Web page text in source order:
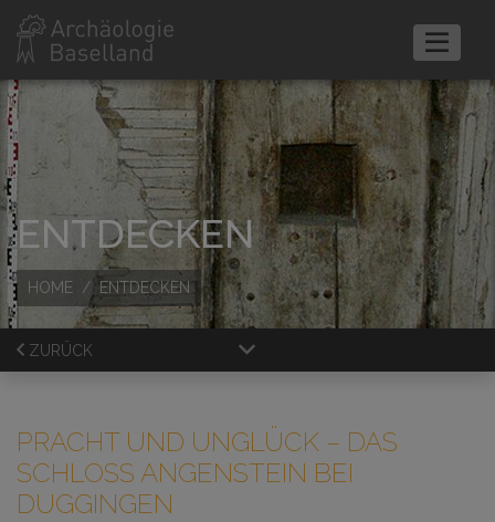
ENTDECKEN
HOME ENTDECKEN
ZURÜCK
PRACHT UND UNGLÜCK – DAS
SCHLOSS ANGENSTEIN BEI
DUGGINGEN